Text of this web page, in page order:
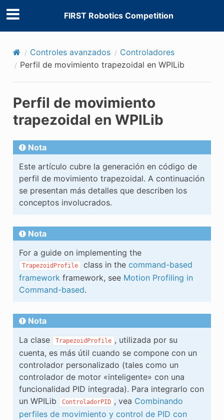
FIRST Robotics Competition
Controles avanzados
Controladores
Perfil de movimiento trapezoidal en WPILib
Perfil de movimiento
trapezoidal en WPILib
Nota
Este artículo cubre la generación en código de
perfil de movimiento trapezoidal. A continuación
se presentan más detalles que describen los
conceptos involucrados.
Nota
For a guide on implementing the
TrapezoidProfile class in the command-based
framework framework, see Motion Profiling in
Command-based.
Nota
La clase
TrapezoidProfile , utilizada por su
cuenta, es más útil cuando se compone con un
controlador personalizado (tales como un
controlador de motor «inteligente» con una
funcionalidad PID integrada). Para integrarlo con
un WPILib
ControladorPID , vea Combinando
perfiles de movimiento y control de PID con